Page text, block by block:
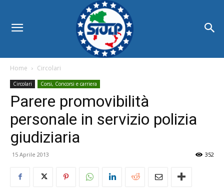
Home Circolari
Circolari Corsi, Concorsi e carriera
Parere promovibilità
personale in servizio polizia
giudiziaria
15 Aprile 2013 352